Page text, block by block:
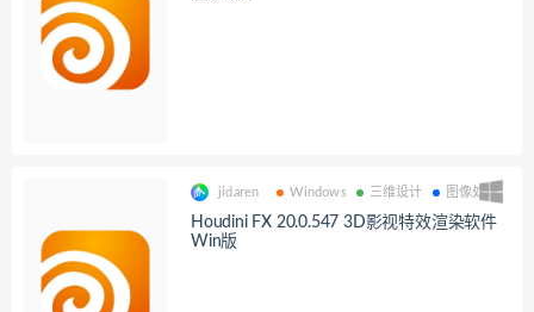
jidaren Windows 三维设计 图像处理
Houdini FX 20.0.547 3D影视特效渲染软件
Win版